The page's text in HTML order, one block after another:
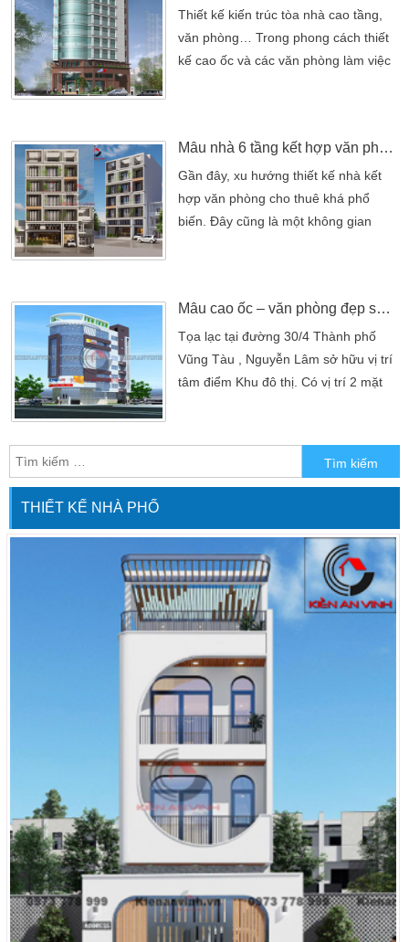
Minh, Vũng Tàu, Hà Nội. Đối với
nhiều chủ đầu tư đã rót vốn vào thị
trường bất động sản này. Ngoại […]
Thiết kế kiến trúc tòa nhà cao tầng,
văn phòng… Trong phong cách thiết
kế cao ốc và các văn phòng làm việc
thất thích hợp, vì như thế sẽ tạo nên
một văn phòng làm việc không bị gò
bó cả về tầm nhìn lẫn tư duy, mang
đến phong cách mới mẻ […]
Mẫu nhà 6 tầng kết hợp văn phòng cho thuê hiện đại
Gần đây, xu hướng thiết kế nhà kết
hợp văn phòng cho thuê khá phổ
biến. Đây cũng là một không gian
khuôn viên đất của gia đình mình. Khi
mà chủ đầu tư suy nghĩ đến xây dựng
văn phòng cho thuê. Thì ngôi nhà
được xây dựng theo hình thức nhà
Mẫu cao ốc – văn phòng đẹp sang trọng
Tọa lạc tại đường 30/4 Thành phố
Vũng Tàu , Nguyễn Lâm sở hữu vị trí
tâm điểm Khu đô thị. Có vị trí 2 mặt
hưởng hệ thống giao thông thuận
tiện, rộng rãi và cơ sở hạ tầng vượt
chỉ trong ít […]
THIẾT KẾ NHÀ PHỐ